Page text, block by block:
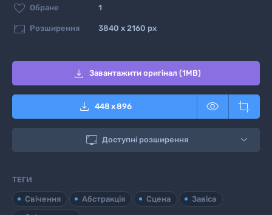
 Обране 1
 Розширення 3840 x 2160 px
 Завантажити оригінал (1MB)
 448 x896  
 Доступні розширення
ТЕГИ
Свічення Абстракція Сцена
Завіса